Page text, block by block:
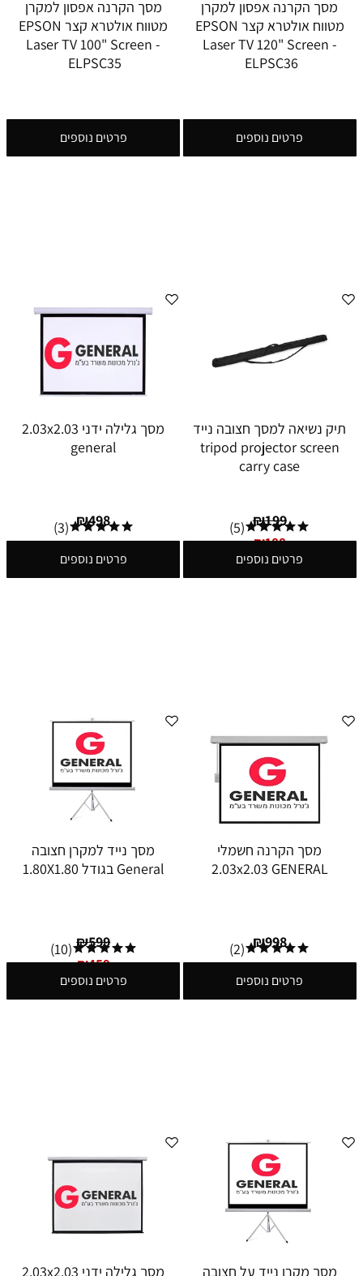
מסך הקרנה אפסון למקרן
מטווח אולטרא קצר EPSON
Laser TV 120" Screen -
ELPSC36
פרטים נוספים
מסך הקרנה אפסון למקרן
מטווח אולטרא קצר EPSON
Laser TV 100" Screen -
ELPSC35
פרטים נוספים
תיק נשיאה למסך חצובה נייד
tripod projector screen
carry case
₪199
₪188
(5)
פרטים נוספים
מסך גלילה ידני 2.03x2.03
general
₪498
(3)
פרטים נוספים
מסך הקרנה חשמלי
2.03x2.03 GENERAL
₪998
(2)
פרטים נוספים
מסך נייד למקרן חצובה
General בגודל 1.80X1.80
₪599
₪459
(10)
פרטים נוספים
מסך מקרן נייד על חצובה
מסך גלילה ידני 2.03x2.03